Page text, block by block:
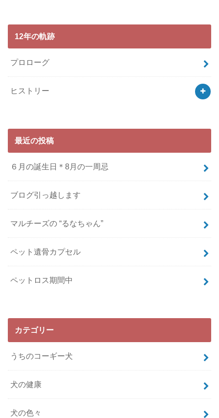
12年の軌跡
プロローグ
ヒストリー
最近の投稿
６月の誕生日＊8月の一周忌
ブログ引っ越します
マルチーズの “るなちゃん”
ペット遺骨カプセル
ペットロス期間中
カテゴリー
うちのコーギー犬
犬の健康
犬の色々